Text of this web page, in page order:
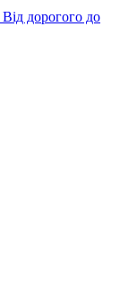
Від дорогого до